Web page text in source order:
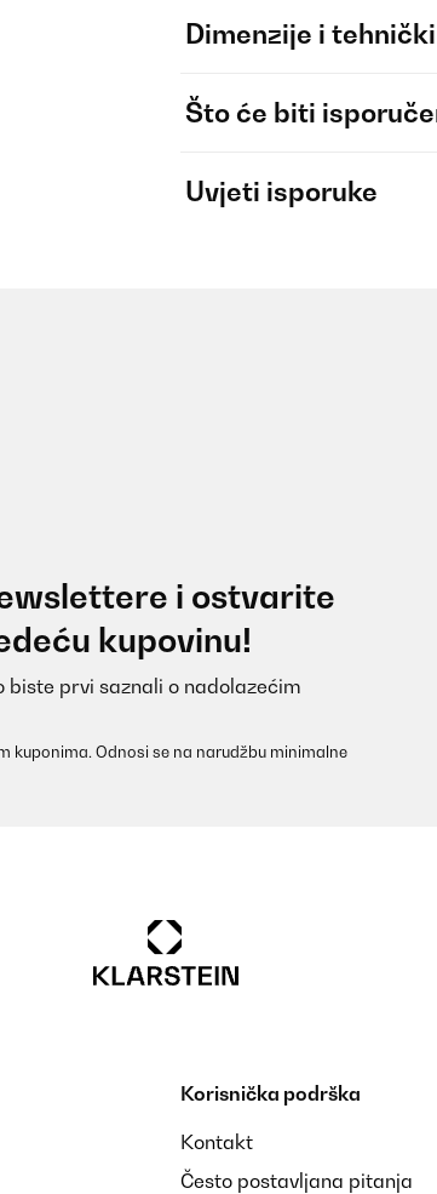
Dimenzije i
Što će biti
Uvjeti isporuke
i ostvarite
kupovinu!
prvi saznali o nadolazećim
kuponima. Odnosi se na narudžbu minimalne
Korisnička podrška
Kontakt
Često postavljana pitanja